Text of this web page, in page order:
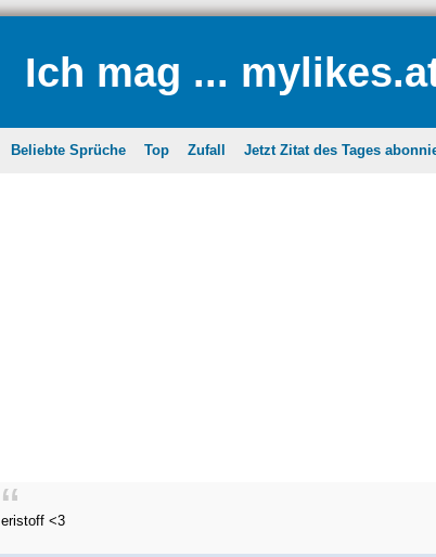
Ich mag ...
Beliebte Sprüche Top Zufall Jetzt Zitat des Tages
eristoff <3